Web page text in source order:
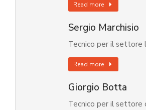
Read more
Sergio Marchisio
Tecnico per il settore
Read more
Giorgio Botta
Tecnico per il settore